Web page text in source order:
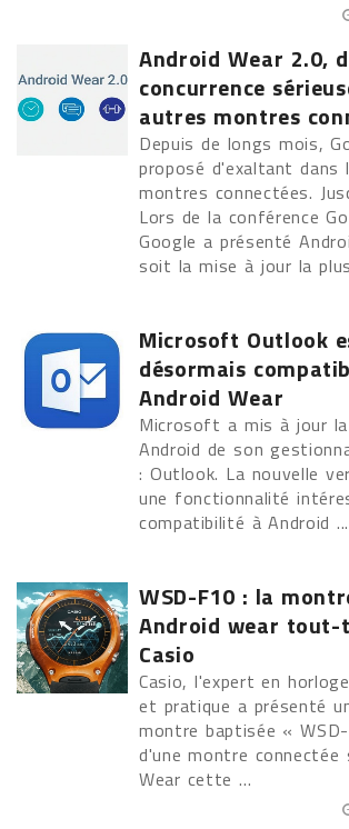
Android Wear 2.0,
concurrence
autres montres
Depuis de longs mois,
proposé d'exaltant dans
montres connectées.
Lors de la conférence
Google a présenté
soit la mise à jour la
Microsoft Outlook
désormais
Android Wear
Microsoft a mis à jour
Android de son
: Outlook. La nouvelle
une fonctionnalité
compatibilité à Android ...
WSD-F10 : la
Android wear tout-
Casio
Casio, l'expert en
et pratique a présenté
montre baptisée «
d'une montre connectée
Wear cette ...